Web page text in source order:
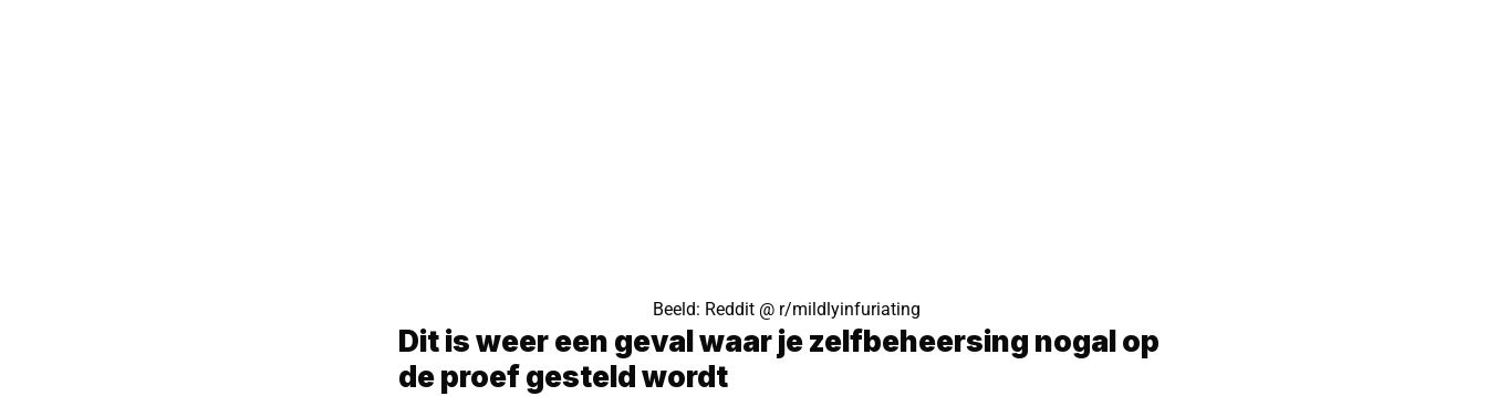
Beeld: Reddit @ r/mildlyinfuriating
Dit is weer een geval waar je zelfbeheersing nogal op
de proef gesteld wordt